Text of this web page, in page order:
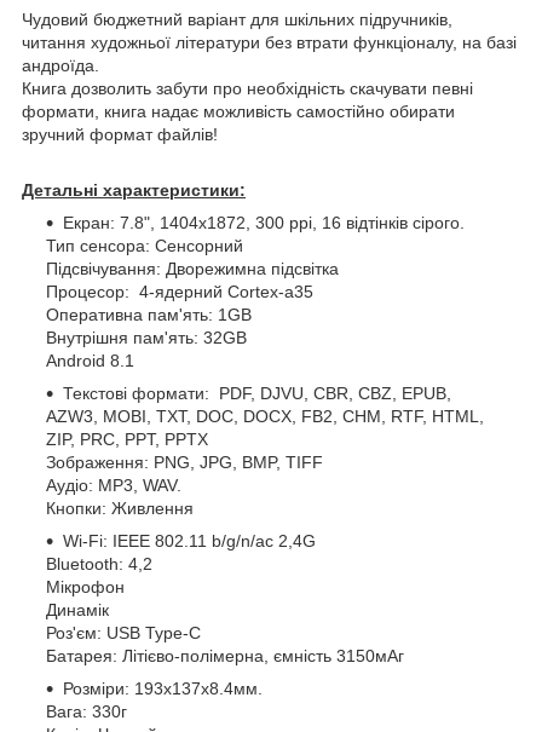
Чудовий бюджетний варіант для шкільних підручників,
читання художньої літератури без втрати функціоналу, на базі
андроїда.
Книга дозволить забути про необхідність скачувати певні
формати, книга надає можливість самостійно обирати
зручний формат файлів!
Детальні характеристики:
Екран: 7.8", 1404х1872, 300 ppi, 16 відтінків сірого.
Тип сенсора: Сенсорний
Підсвічування: Дворежимна підсвітка
Процесор: 4-ядерний Cortex-a35
Оперативна пам'ять: 1GB
Внутрішня пам'ять: 32GB
Android 8.1
Текстові формати: PDF, DJVU, CBR, CBZ, EPUB,
AZW3, MOBI, TXT, DOC, DOCX, FB2, CHM, RTF, HTML,
ZIP, PRC, PPT, PPTX
Зображення: PNG, JPG, BMP, TIFF
Аудіо: MP3, WAV.
Кнопки: Живлення
Wi-Fi: IEEE 802.11 b/g/n/ac 2,4G
Bluetooth: 4,2
Мікрофон
Динамік
Роз'єм: USB Type-C
Батарея: Літієво-полімерна, ємність 3150мАг
Розміри: 193х137х8.4мм.
Вага: 330г